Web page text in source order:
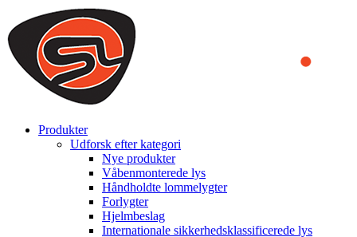
We use cookies to ensure that we provide you the best experience
on our website. By continuing to browse this website, you accept
that cookies are used to help us analyze how the website is used and
to offer you a better experience. To learn more or to find out how
you can disable cookies, you can access our
Produkter
Udforsk efter kategori
Nye produkter
Våbenmonterede lys
Håndholdte lommelygter
Forlygter
Hjelmbeslag
Internationale sikkerhedsklassificerede lys